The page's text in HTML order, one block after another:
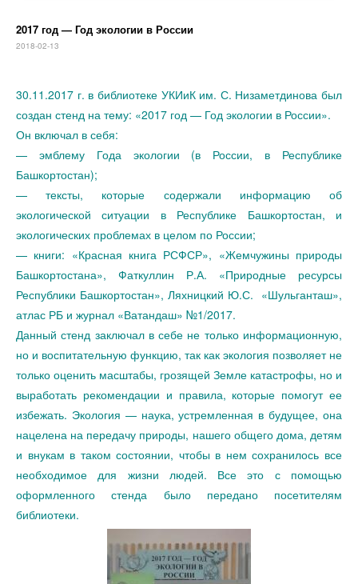
2017 год — Год экологии в России
2018-02-13
30.11.2017 г. в библиотеке УКИиК им. С. Низаметдинова был
создан стенд на тему: «2017 год — Год экологии в России».
Он включал в себя:
— эмблему Года экологии (в России, в Республике
Башкортостан);
— тексты, которые содержали информацию об
экологической ситуации в Республике Башкортостан, и
экологических проблемах в целом по России;
— книги: «Красная книга РСФСР», «Жемчужины природы
Башкортостана», Фаткуллин Р.А. «Природные ресурсы
Республики Башкортостан», Ляхницкий Ю.С. «Шульганташ»,
атлас РБ и журнал «Ватандаш» №1/2017.
Данный стенд заключал в себе не только информационную,
но и воспитательную функцию, так как экология позволяет не
только оценить масштабы, грозящей Земле катастрофы, но и
выработать рекомендации и правила, которые помогут ее
избежать. Экология — наука, устремленная в будущее, она
нацелена на передачу природы, нашего общего дома, детям
и внукам в таком состоянии, чтобы в нем сохранилось все
необходимое для жизни людей. Все это с помощью
оформленного стенда было передано посетителям
библиотеки.